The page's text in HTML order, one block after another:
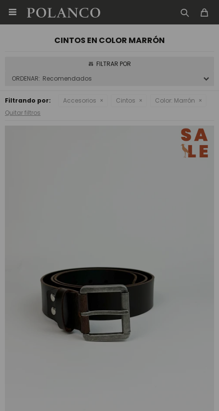

CINTOS EN COLOR MARRÓN
Recomendados
Filtrando por: Accesorios Cintos Color: Marrón
Quitar filtros